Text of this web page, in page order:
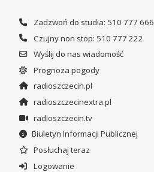
Zadzwoń do studia: 510 777 666
Czujny non stop: 510 777 222
Wyślij do nas wiadomość
Prognoza pogody
radioszczecin.pl
radioszczecinextra.pl
radioszczecin.tv
Biuletyn Informacji Publicznej
Posłuchaj teraz
Logowanie